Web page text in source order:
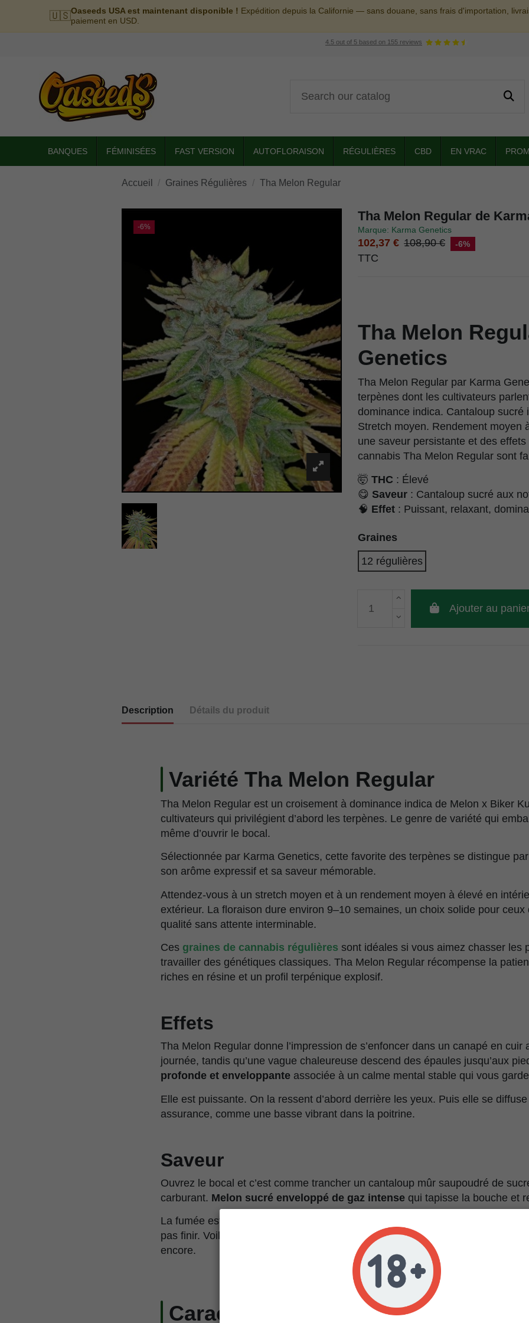
🇺🇸Oaseeds USA est maintenant disponible ! Expédition depuis la Californie — sans douane, sans frais d'importation,
paiement en USD.
4.5 out of 5 based on 155 reviews
BANQUES FÉMINISÉES FAST VERSION AUTOFLORAISON RÉGULIÈRES CBD EN VRAC
Accueil Graines Régulières Tha Melon Regular
-6%
Tha Melon Regular de
Marque: Karma Genetics
102,37 € 108,90 € -6%
TTC
Tha Melon
Genetics
Tha Melon Regular par Karma
terpènes dont les cultivateurs
dominance indica. Cantaloup sucré
Stretch moyen. Rendement moyen
une saveur persistante et des
cannabis Tha Melon Regular sont
🤯 THC : Élevé
😋 Saveur: Cantaloup sucré aux
🧠 Effet: Puissant, relaxant,
Graines
12 régulières
Ajouter au
Description Détails du produit
Variété Tha Melon Regular
Tha Melon Regular est un croisement à dominance indica de Melon x Biker
cultivateurs qui privilégient d’abord les terpènes. Le genre de variété qui
même d’ouvrir le bocal.
Sélectionnée par Karma Genetics, cette favorite des terpènes se distingue
son arôme expressif et sa saveur mémorable.
Attendez-vous à un stretch moyen et à un rendement moyen à élevé en
extérieur. La floraison dure environ 9–10 semaines, un choix solide pour
qualité sans attente interminable.
Ces graines de cannabis régulières sont idéales si vous aimez chasser les
travailler des génétiques classiques. Tha Melon Regular récompense la
riches en résine et un profil terpénique explosif.
Effets
Tha Melon Regular donne l’impression de s’enfoncer dans un canapé en cuir
journée, tandis qu’une vague chaleureuse descend des épaules jusqu’aux
profonde et enveloppante associée à un calme mental stable qui vous
Elle est puissante. On la ressent d’abord derrière les yeux. Puis elle se
assurance, comme une basse vibrant dans la poitrine.
Saveur
Ouvrez le bocal et c’est comme trancher un cantaloup mûr saupoudré de
carburant. Melon sucré enveloppé de gaz intense qui tapisse la bouche et
La fumée est épaisse et crémeuse. L’arrière-goût ? Il persiste comme un
pas finir. Voilà pourquoi tant de cultivateurs reviennent vers les graines Tha
encore.
Caractéristiques de Tha Melon